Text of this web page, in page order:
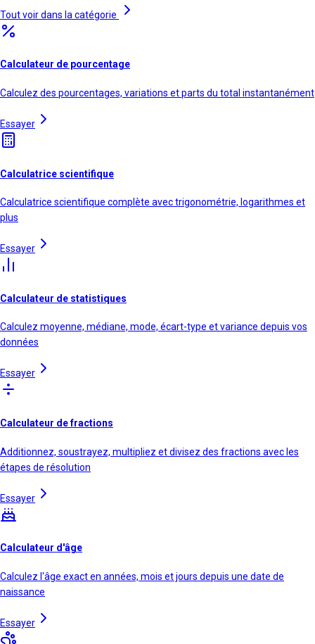
Tout voir dans la catégorie
Calculateur de pourcentage
Calculez des pourcentages, variations et parts du total instantanément
Essayer
Calculatrice scientifique
Calculatrice scientifique complète avec trigonométrie, logarithmes et
plus
Essayer
Calculateur de statistiques
Calculez moyenne, médiane, mode, écart-type et variance depuis vos
données
Essayer
Calculateur de fractions
Additionnez, soustrayez, multipliez et divisez des fractions avec les
étapes de résolution
Essayer
Calculateur d'âge
Calculez l'âge exact en années, mois et jours depuis une date de
naissance
Essayer